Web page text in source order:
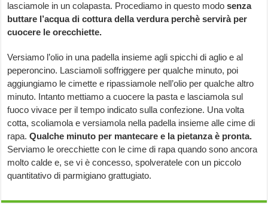
lasciamole in un colapasta. Procediamo in questo modosenza
buttare l’acqua di cottura della verdura perchè servirà per
cuocere le orecchiette.
Versiamo l’olio in una padella insieme agli spicchi di aglio e al
peperoncino. Lasciamoli soffriggere per qualche minuto, poi
aggiungiamo le cimette e ripassiamole nell’olio per qualche altro
minuto. Intanto mettiamo a cuocere la pasta e lasciamola sul
fuoco vivace per il tempo indicato sulla confezione. Una volta
cotta, scoliamola e versiamola nella padella insieme alle cime di
rapa.Qualche minuto per mantecare e la pietanza è pronta.
Serviamo le orecchiette con le cime di rapa quando sono ancora
molto calde e, se vi è concesso, spolveratele con un piccolo
quantitativo di parmigiano grattugiato.